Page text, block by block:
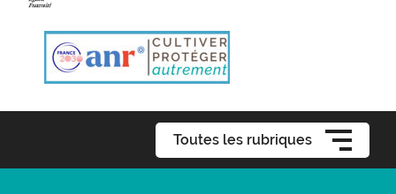
Toutes les rubriques